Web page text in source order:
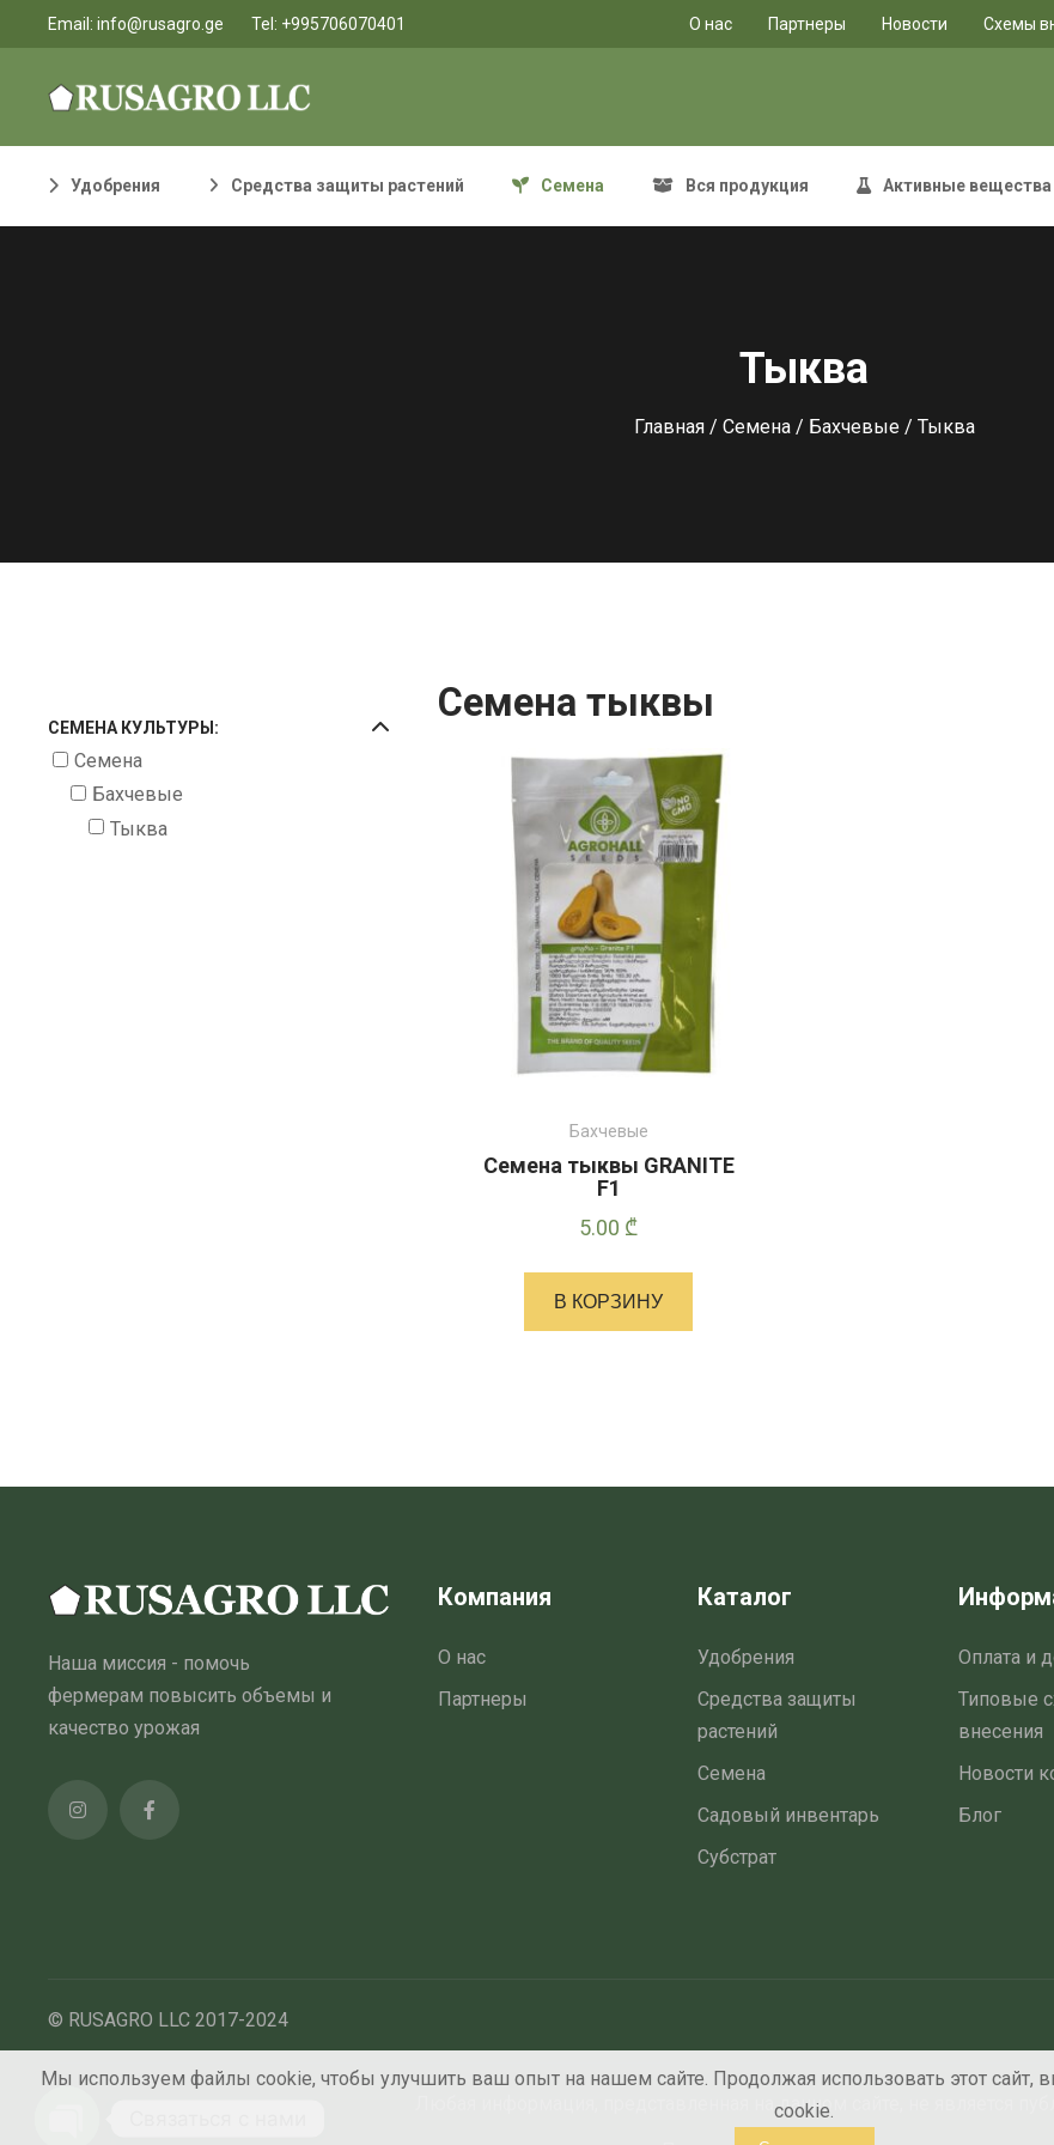
Email: info@rusagro.ge Tel: +995706070401 O нас Партнеры Новости Схемы
Удобрения Средства защиты растений Семена Вся продукция Активные вещества
Тыква
Главная/ Семена/ Бахчевые/ Тыква
СЕМЕНА КУЛЬТУРЫ:
Семена
Бахчевые
Тыква
Семена тыквы
Бахчевые
Семена тыквы GRANITE
F1
5.00 ₾
В КОРЗИНУ
Наша миссия - помочь
фермерам повысить объемы и
качество урожая
Компания
О нас
Партнеры
Каталог
Удобрения
Средства защиты
растений
Семена
Садовый инвентарь
Субстрат
Оплата и
Типовые
внесения
Новости
Блог
© RUSAGRO LLC 2017-2024
Любая информация, представленная на данном сайте, не является
Мы используем файлы cookie, чтобы улучшить ваш опыт на нашем сайте. Продолжая использовать этот сайт,
cookie.